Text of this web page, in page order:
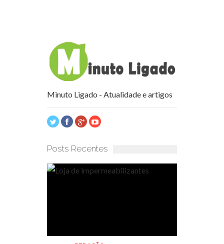
Minuto Ligado - Atualidade e artigos
Posts Recentes